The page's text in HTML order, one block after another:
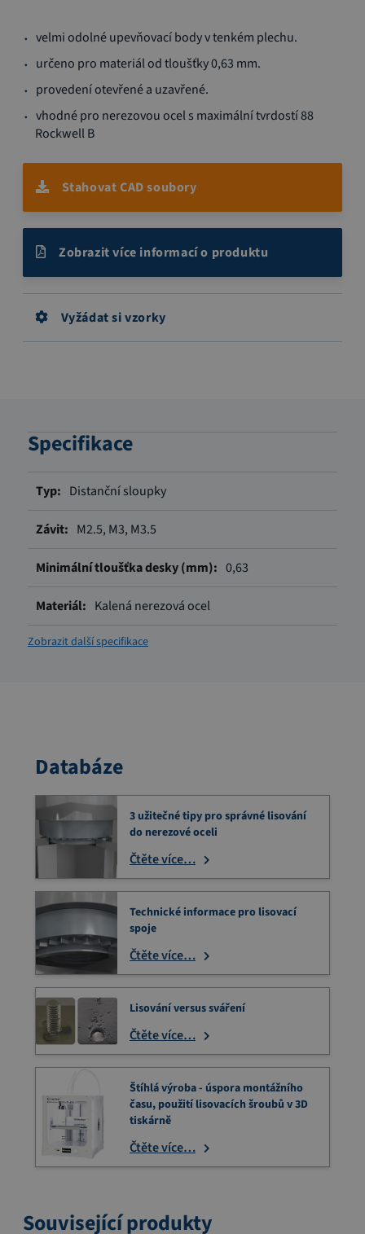
na
začátek
s
obrázky
velmi odolné upevňovací body v tenkém plechu.
určeno pro materiál od tloušťky 0,63 mm.
provedení otevřené a uzavřené.
vhodné pro nerezovou ocel s maximální tvrdostí 88
Rockwell B
Stahovat CAD soubory
Zobrazit více informací o produktu
Vyžádat si vzorky
Specifikace
informacíDistanční sloupky
M2.5, M3, M3.5
0,63
Kalená nerezová ocel
Zobrazit další specifikace
Databáze
3 užitečné tipy pro správné lisování
do nerezové oceli
Čtěte více…
Technické informace pro lisovací
spoje
Čtěte více…
Lisování versus sváření
Čtěte více…
Štíhlá výroba - úspora montážního
času, použití lisovacích šroubů v 3D
tiskárně
Čtěte více…
Související produkty